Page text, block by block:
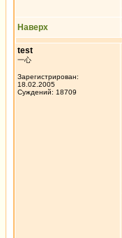
Наверх
test
一心
Зарегистрирован:
18.02.2005
Суждений: 18709